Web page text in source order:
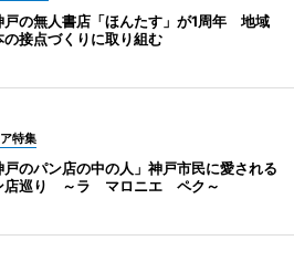
戸の無人書店「ほんたす」が1周年 地域
の接点づくりに取り組む
特集
戸のパン店の中の人」神戸市民に愛される
店巡り ～ラ マロニエ ペク～